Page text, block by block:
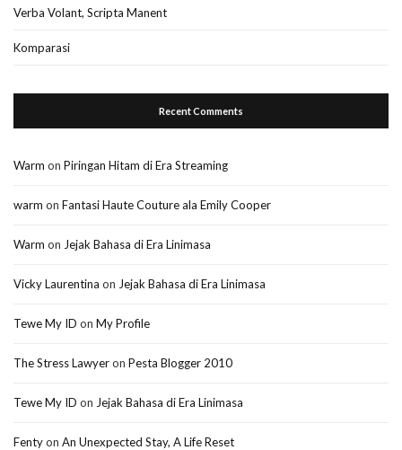
Verba Volant, Scripta Manent
Komparasi
Recent Comments
Warm on Piringan Hitam di Era Streaming
warm on Fantasi Haute Couture ala Emily Cooper
Warm on Jejak Bahasa di Era Linimasa
Vicky Laurentina on Jejak Bahasa di Era Linimasa
Tewe My ID on My Profile
The Stress Lawyeron Pesta Blogger 2010
Tewe My ID on Jejak Bahasa di Era Linimasa
Fentyon An Unexpected Stay, A Life Reset